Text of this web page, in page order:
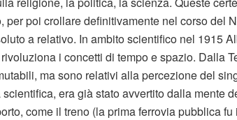
per poi crollare definitivamente nel corso del
a relativo. In ambito scientifico nel 1915
i concetti di tempo e spazio. Dalla
ma sono relativi alla percezione del
era già stato avvertito dalla mente
come il treno (la prima ferrovia pubblica